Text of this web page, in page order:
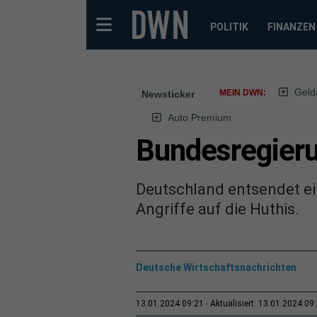
POLITIK FINANZEN
Newsticker MEIN DWN:
Auto Premium
Deutschland entsendet
Angriffe auf die Huthis.
Deutsche Wirtschaftsnachrichten
13.01.2024 09:21 Aktualisiert: 13.01.2024